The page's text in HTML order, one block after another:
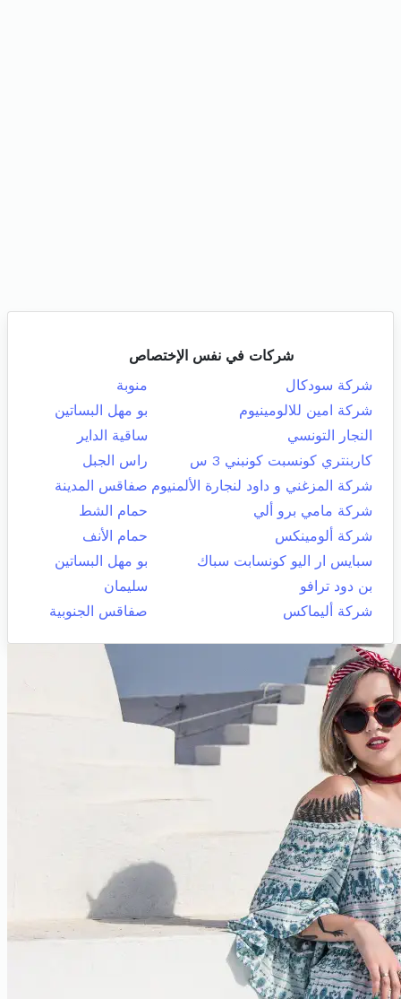
شركات في نفس الإختصاص
شركة سودكال
منوبة
شركة امين للالومينيوم
بو مهل البساتين
النجار التونسي
ساقية الداير
كاربنتري كونسبت كونبني 3 س
راس الجبل
شركة المزغني و داود لنجارة الألمنيوم صفاقس المدينة
شركة مامي برو ألي
حمام الشط
شركة ألومينكس
حمام الأنف
سبايس ار اليو كونسابت سباك
بو مهل البساتين
بن دود ترافو
سليمان
شركة أليماكس
صفاقس الجنوبية